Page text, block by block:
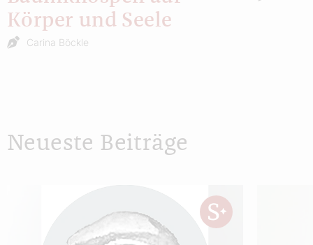
Körper und Seele
Carina Böckle
Neueste Beiträge